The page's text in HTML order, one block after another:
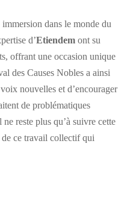
dans le monde du
d’Etiendem ont su
offrant une occasion unique
des Causes Nobles a ainsi
nouvelles et d’encourager
de problématiques
reste plus qu’à suivre cette
ce travail collectif qui